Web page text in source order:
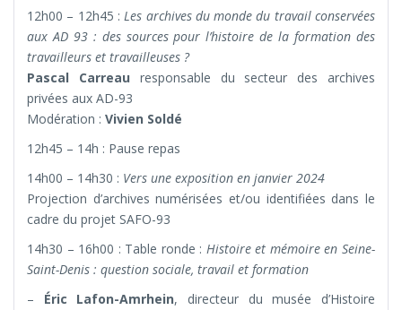
12h00 – 12h45 :Les archives du monde du travail conservées
aux AD 93 : des sources pour l’histoire de la formation des
travailleurs et travailleuses ?
Pascal Carreau responsable du secteur des archives
privées aux AD-93
Modération : Vivien Soldé
12h45 – 14h : Pause repas
14h00 – 14h30 : Vers une exposition en janvier 2024
Projection d’archives numérisées et/ou identifiées dans le
cadre du projet SAFO-93
14h30 – 16h00 : Table ronde : Histoire et mémoire en Seine-
Saint-Denis : question sociale, travail et formation
– Éric Lafon-Amrhein, directeur du musée d’Histoire